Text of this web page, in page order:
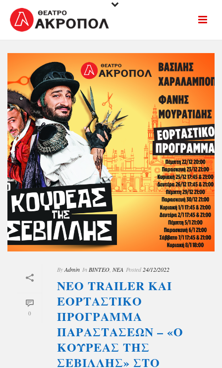
0
ByAdmin In ΒΙΝΤΕΟ ΝΕΑ Posted 24/12/2022
ΝΕΟ TRAILER ΚΑΙ
ΕΟΡΤΑΣΤΙΚΟ
ΠΡΟΓΡΑΜΜΑ
ΠΑΡΑΣΤΑΣΕΩΝ – «Ο
ΚΟΥΡΕΑΣ ΤΗΣ
ΣΕΒΙΛΛΗΣ» ΣΤΟ